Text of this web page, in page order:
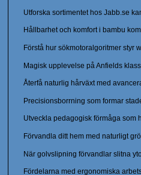
Utforska sortimentet hos Jabb.se
Hållbarhet och komfort i bambu
Förstå hur sökmotoralgoritmer styr
Magisk upplevelse på Anfields
Återfå naturlig hårväxt med
Precisionsborrning som formar
Utveckla pedagogisk förmåga som
Förvandla ditt hem med naturligt
När golvslipning förvandlar slitna
Fördelarna med ergonomiska